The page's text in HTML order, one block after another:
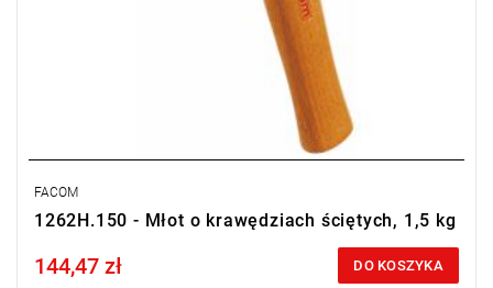
FACOM
1262H.150 - Młot o krawędziach ściętych, 1,5 kg
Price tax included
144,47 zł DO KOSZYKA